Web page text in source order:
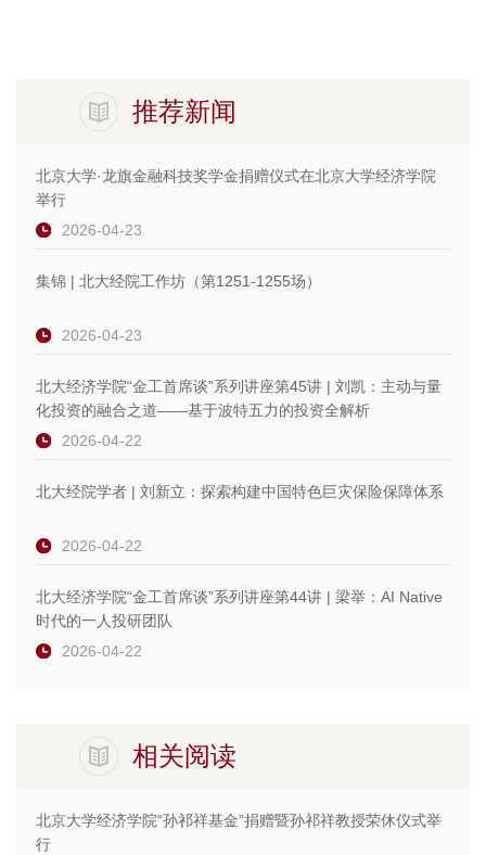
推荐新闻
北京大学·龙旗金融科技奖学金捐赠仪式在北京大学经济学院
举行
2026-04-23
集锦 | 北大经院工作坊（第1251-1255场）
2026-04-23
北大经济学院“金工首席谈”系列讲座第45讲 | 刘凯：主动与量
化投资的融合之道——基于波特五力的投资全解析
2026-04-22
北大经院学者 | 刘新立：探索构建中国特色巨灾保险保障体系
2026-04-22
北大经济学院“金工首席谈”系列讲座第44讲 | 梁举：AI Native
时代的一人投研团队
2026-04-22
相关阅读
北京大学经济学院“孙祁祥基金”捐赠暨孙祁祥教授荣休仪式举
行